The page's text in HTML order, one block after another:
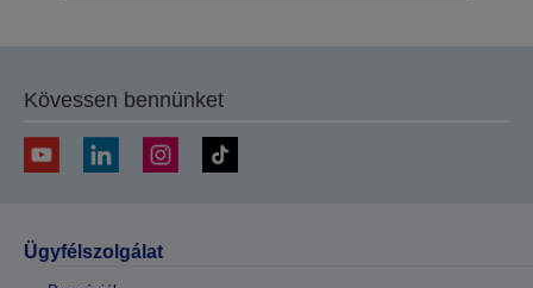
Kövessen bennünket
Ügyfélszolgálat